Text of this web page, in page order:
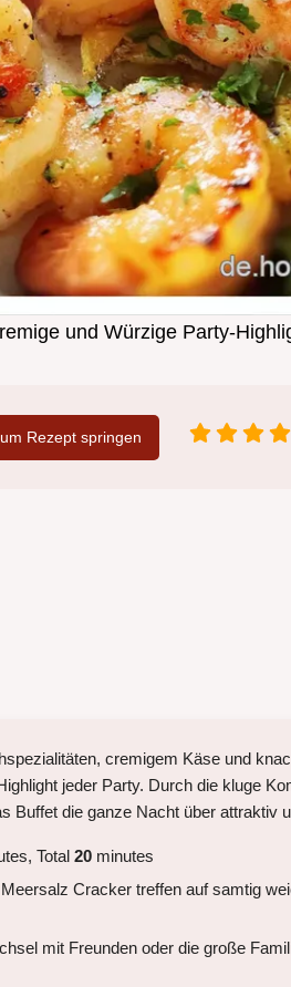
und Würzige Party-
Rezept springen
cremigem Käse und
jeder Party. Durch die kluge
Buffet die ganze Nacht über attraktiv
Total 20 minutes
Cracker treffen auf samtig
mit Freunden oder die große